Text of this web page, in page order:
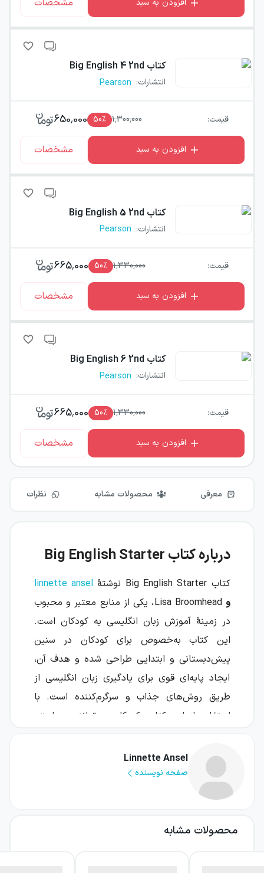
افزودن به سبد مشخصات
کتاب Big English 4 2nd
انتشارات:
Pearson
قیمت: 1,300,000
50٪ 650,000
افزودن به سبد مشخصات
کتاب Big English 5 2nd
انتشارات:
Pearson
قیمت: 1,330,000
50٪ 665,000
افزودن به سبد مشخصات
کتاب Big English 6 2nd
انتشارات:
Pearson
قیمت: 1,330,000
50٪ 665,000
افزودن به سبد مشخصات
معرفی محصولات مشابه نظرات
درباره کتاب Big English Starter
کتاب Big English Starter نوشتهٔ
linnette ansel
و
Lisa Broomhead، یکی از منابع معتبر و محبوب
در زمینهٔ آموزش زبان انگلیسی به کودکان است.
این کتاب به‌خصوص برای کودکان در سنین
پیش‌دبستانی و ابتدایی طراحی شده و هدف آن،
ایجاد پایه‌ای قوی برای یادگیری زبان انگلیسی از
طریق روش‌های جذاب و سرگرم‌کننده است. با
استفاده از این کتاب، کودکان می‌توانند به راحتی
اولیهٔ گفتاری، شنیداری، خواندن و نوشتن را
تقویت کنند.
ساختار کتاب بیگ انگلیش استارتر
کتاب Big English Starter از انتشارات
Linnette Ansel
صفحه نویسنده
محصولات مشابه